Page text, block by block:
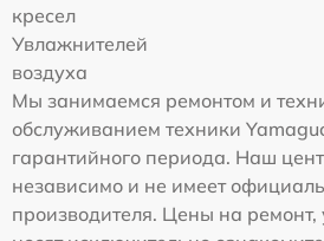
кресел
Увлажнителей
воздуха
Мы занимаемся ремонтом и
обслуживанием техники
гарантийного периода. Наш
независимо и не имеет
производителя. Цены на ремонт,